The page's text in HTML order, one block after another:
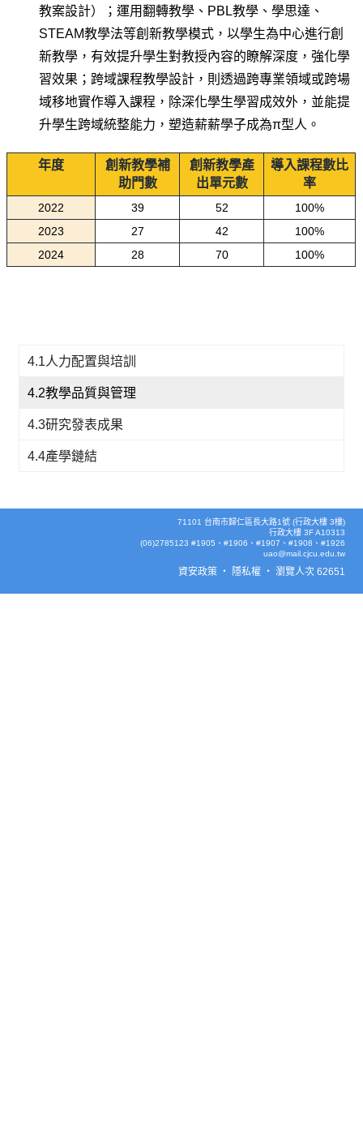
教案設計）；運用翻轉教學、PBL教學、學思達、
STEAM教學法等創新教學模式，以學生為中心進行創
新教學，有效提升學生對教授內容的瞭解深度，強化學
習效果；跨域課程教學設計，則透過跨專業領域或跨場
域移地實作導入課程，除深化學生學習成效外，並能提
升學生跨域統整能力，塑造薪薪學子成為π型人。
年度
創新教學補
助門數
創新教學產
出單元數
導入課程數比
率
2022 39 52
100%
2023
27 42
100%
2024
28 70 100%
4.1人力配置與培訓
4.2教學品質與管理
4.3研究發表成果
4.4產學鏈結
71101 台南市歸仁區長大路1號 (行政大樓 3樓)
行政大樓 3F A10313
(06)2785123 #1905、#1906、#1907、#1908、#1926
uao@mail.cjcu.edu.tw
資安政策 ‧ 隱私權 ‧ 瀏覽人次 62651